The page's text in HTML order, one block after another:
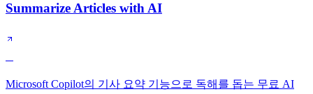
Summarize Articles with AI
Microsoft Copilot의 기사 요약 기능으로 독해를 돕는 무료 AI